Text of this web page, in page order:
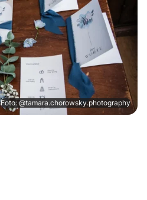
Foto: @tamara.chorowsky.photography